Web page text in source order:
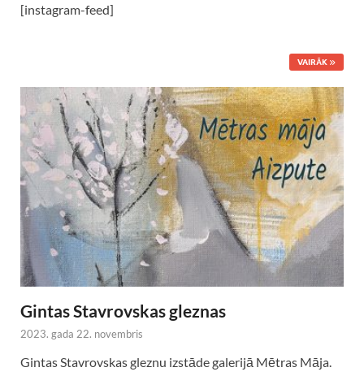
[instagram-feed]
VAIRĀK
Gintas Stavrovskas gleznas
2023. gada 22. novembris
Gintas Stavrovskas gleznu izstāde galerijā Mētras Māja.